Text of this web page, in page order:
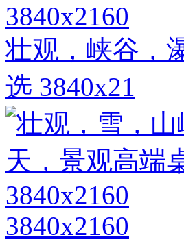
3840x2160
壮观，峡谷，
选 3840x21
3840x2160